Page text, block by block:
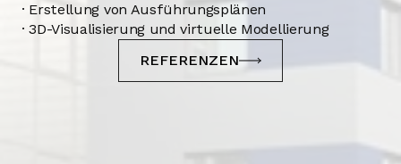
· Erstellung von Ausführungsplänen
· 3D-Visualisierung und virtuelle Modellierung
REFERENZEN
REFERENZEN